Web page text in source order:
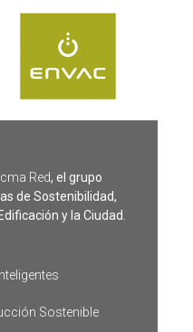
Red, el grupo
de Sostenibilidad,
y la Ciudad.
Sostenible